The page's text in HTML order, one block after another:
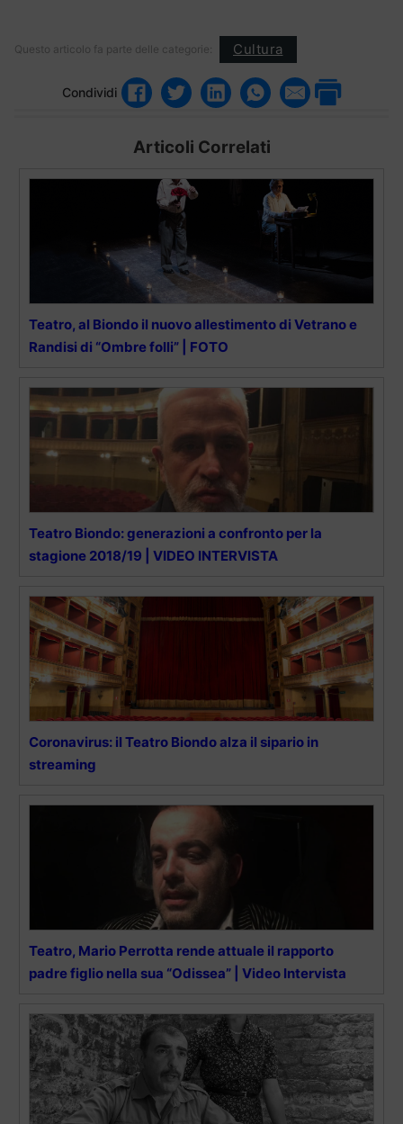
Questo articolo fa parte delle categorie: Cultura
Condividi
Articoli Correlati
Teatro, al Biondo il nuovo allestimento di Vetrano e
Randisi di “Ombre folli” | FOTO
Teatro Biondo: generazioni a confronto per la
stagione 2018/19 | VIDEO INTERVISTA
Coronavirus: il Teatro Biondo alza il sipario in
streaming
Teatro, Mario Perrotta rende attuale il rapporto
padre figlio nella sua “Odissea” | Video Intervista